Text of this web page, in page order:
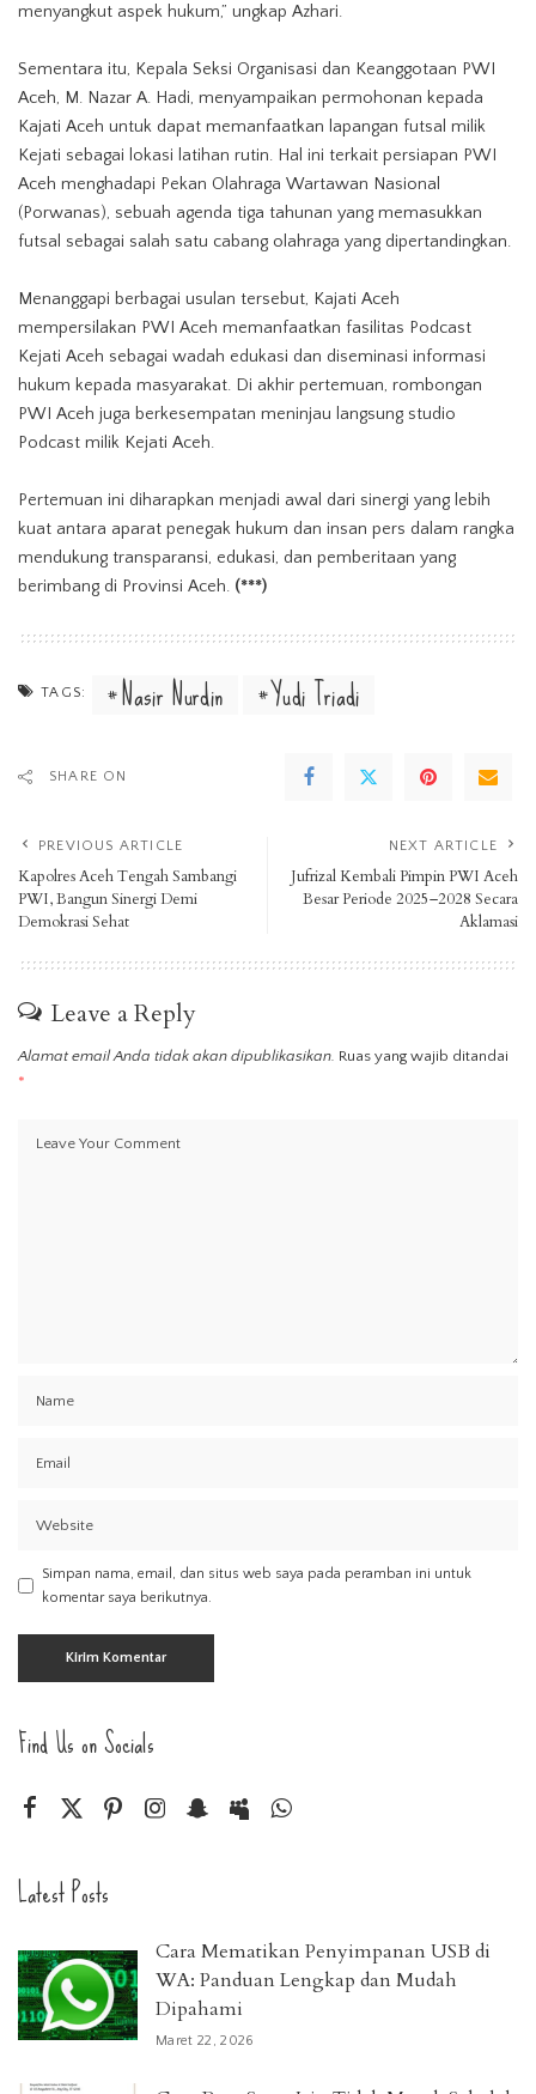
menyangkut aspek hukum,” ungkap Azhari.
Sementara itu, Kepala Seksi Organisasi dan Keanggotaan PWI
Aceh, M. Nazar A. Hadi, menyampaikan permohonan kepada
Kajati Aceh untuk dapat memanfaatkan lapangan futsal milik
Kejati sebagai lokasi latihan rutin. Hal ini terkait persiapan PWI
Aceh menghadapi Pekan Olahraga Wartawan Nasional
(Porwanas), sebuah agenda tiga tahunan yang memasukkan
futsal sebagai salah satu cabang olahraga yang dipertandingkan.
Menanggapi berbagai usulan tersebut, Kajati Aceh
mempersilakan PWI Aceh memanfaatkan fasilitas Podcast
Kejati Aceh sebagai wadah edukasi dan diseminasi informasi
hukum kepada masyarakat. Di akhir pertemuan, rombongan
PWI Aceh juga berkesempatan meninjau langsung studio
Podcast milik Kejati Aceh.
Pertemuan ini diharapkan menjadi awal dari sinergi yang lebih
kuat antara aparat penegak hukum dan insan pers dalam rangka
mendukung transparansi, edukasi, dan pemberitaan yang
berimbang di Provinsi Aceh. (***)
TAGS: Nasir Nurdin Yudi Triadi
SHARE ON
PREVIOUS ARTICLE
Kapolres Aceh Tengah Sambangi
PWI, Bangun Sinergi Demi
Demokrasi Sehat
NEXT ARTICLE
Jufrizal Kembali Pimpin PWI Aceh
Besar Periode 2025–2028 Secara
Aklamasi
Leave a Reply
Alamat email Anda tidak akan dipublikasikan. Ruas yang wajib ditandai
*
Simpan nama, email, dan situs web saya pada peramban ini untuk
komentar saya berikutnya.
Find Us on Socials
Latest Posts
Cara Mematikan Penyimpanan USB di
WA: Panduan Lengkap dan Mudah
Dipahami
Maret 22, 2026